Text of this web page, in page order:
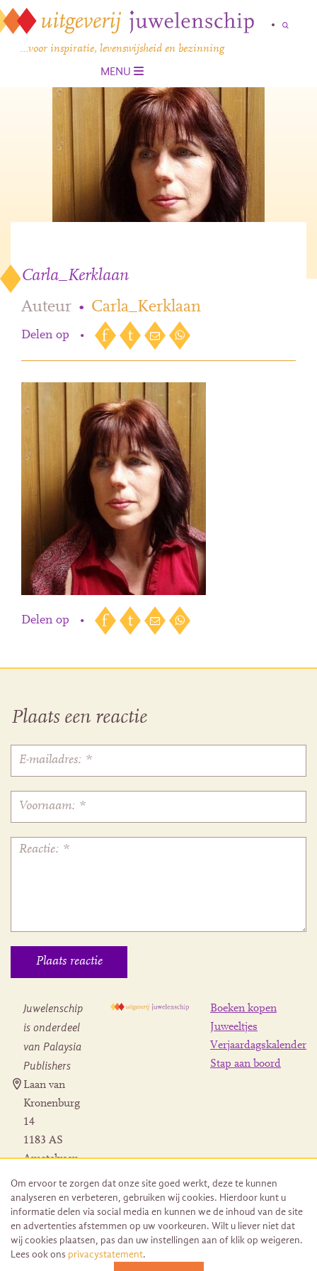
…voor inspiratie, levenswijsheid en bezinning
MENU
Carla_Kerklaan
Auteur • Carla_Kerklaan
Delen op •
Delen op •
Plaats een reactie
Juwelenschip
is onderdeel
van Palaysia
Publishers
Laan van
Kronenburg
14
1183 AS
Amstelveen
Herroeping
bestelling
Boeken kopen
Juweeltjes
Verjaardagskalender
Stap aan boord
Om ervoor te zorgen dat onze site goed werkt, deze te kunnen
analyseren en verbeteren, gebruiken wij cookies. Hierdoor kunt u
informatie delen via social media en kunnen we de inhoud van de site
en advertenties afstemmen op uw voorkeuren. Wilt u liever niet dat
wij cookies plaatsen, pas dan uw instellingen aan of klik op weigeren.
Lees ook ons privacystatement.